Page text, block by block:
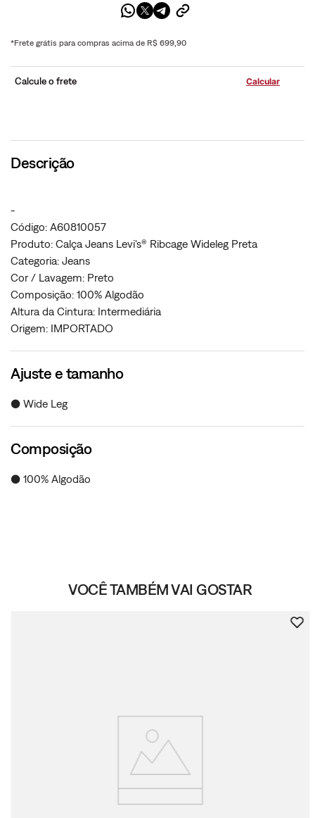
*Frete grátis para compras acima de R$ 699,90
Calcule o frete
Descrição
-
Código: A60810057
Produto: Calça Jeans Levi's® Ribcage Wideleg Preta
Categoria: Jeans
Cor / Lavagem: Preto
Composição: 100% Algodão
Altura da Cintura: Intermediária
Origem: IMPORTADO
Ajuste e tamanho
● Wide Leg
Composição
● 100% Algodão
VOCÊ TAMBÉM VAI GOSTAR